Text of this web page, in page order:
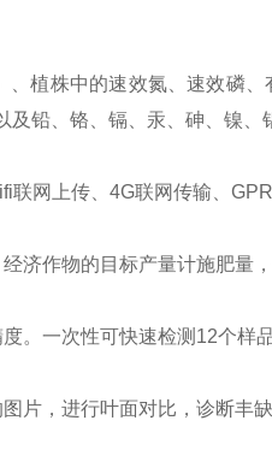
株中的速效氮、速效磷、
铅、铬、镉、汞、砷、镍、
上传、4G联网传输、
作物的目标产量计施肥量，
一次性可快速检测12个样品
，进行叶面对比，诊断丰缺